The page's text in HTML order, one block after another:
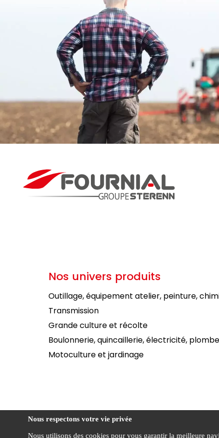
Nos univers produits
Outillage, équipement atelier, peinture,
Transmission
Grande culture et récolte
Boulonnerie, quincaillerie, électricité,
Motoculture et jardinage
Nous respectons votre vie privée
Nous utilisons des cookies pour vous garantir la meilleure